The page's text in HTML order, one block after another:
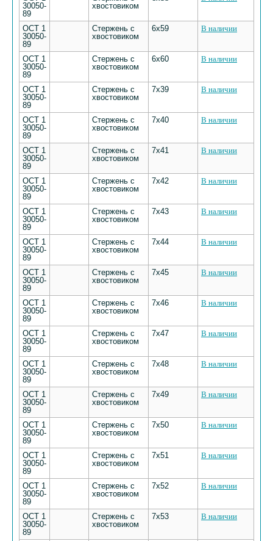
30050-
89
хвостовиком
ОСТ 1
30050-
89
Стержень с
хвостовиком
6х59 В наличии
ОСТ 1
30050-
89
Стержень с
хвостовиком
6х60 В наличии
ОСТ 1
30050-
89
Стержень с
хвостовиком
7х39 В наличии
ОСТ 1
30050-
89
Стержень с
хвостовиком
7х40 В наличии
ОСТ 1
30050-
89
Стержень с
хвостовиком
7х41 В наличии
ОСТ 1
30050-
89
Стержень с
хвостовиком
7х42 В наличии
ОСТ 1
30050-
89
Стержень с
хвостовиком
7х43 В наличии
ОСТ 1
30050-
89
Стержень с
хвостовиком
7х44 В наличии
ОСТ 1
30050-
89
Стержень с
хвостовиком
7х45 В наличии
ОСТ 1
30050-
89
Стержень с
хвостовиком
7х46 В наличии
ОСТ 1
30050-
89
Стержень с
хвостовиком
7х47 В наличии
ОСТ 1
30050-
89
Стержень с
хвостовиком
7х48 В наличии
ОСТ 1
30050-
89
Стержень с
хвостовиком
7х49 В наличии
ОСТ 1
30050-
89
Стержень с
хвостовиком
7х50 В наличии
ОСТ 1
30050-
89
Стержень с
хвостовиком
7х51 В наличии
ОСТ 1
30050-
89
Стержень с
хвостовиком
7х52 В наличии
ОСТ 1
30050-
89
Стержень с
хвостовиком
7х53 В наличии